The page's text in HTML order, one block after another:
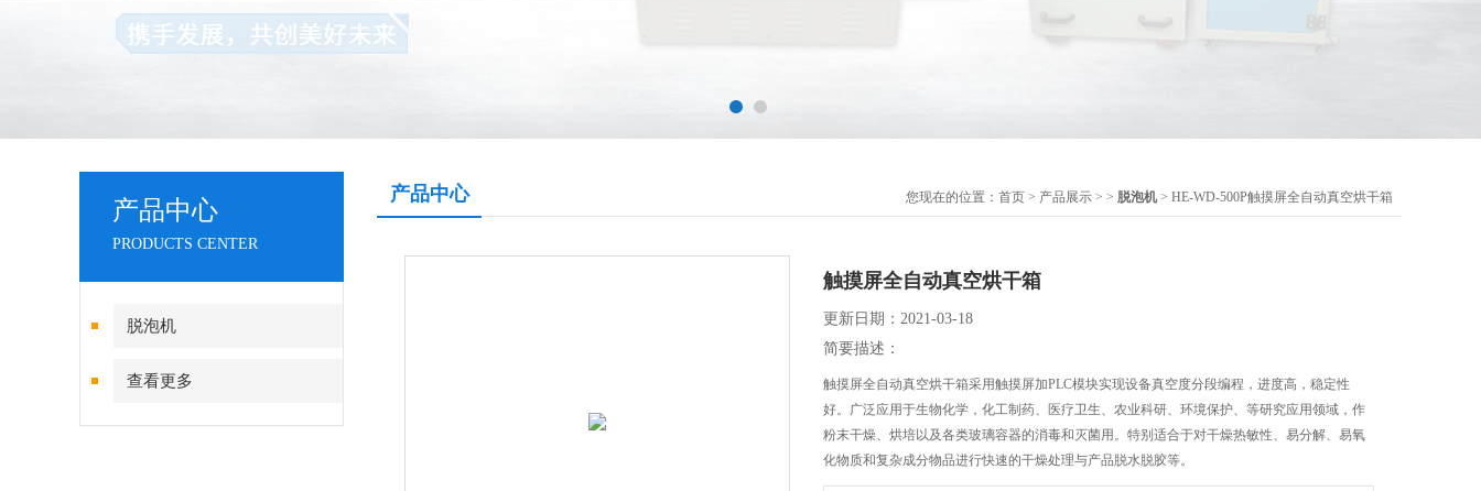
产品中心
PRODUCTS CENTER
脱泡机
查看更多
产品中心 您现在的位置： 首页 > 产品展示 > > 脱泡机 > HE-WD-500P触摸屏全自动真空烘干箱
触摸屏全自动真空烘干箱
更新日期：2021-03-18
简要描述：
触摸屏全自动真空烘干箱采用触摸屏加PLC模块实现设备真空度分段编程，进度高，稳定性
好。广泛应用于生物化学，化工制药、医疗卫生、农业科研、环境保护、等研究应用领域，作
粉末干燥、烘培以及各类玻璃容器的消毒和灭菌用。特别适合于对干燥热敏性、易分解、易氧
化物质和复杂成分物品进行快速的干燥处理与产品脱水脱胶等。